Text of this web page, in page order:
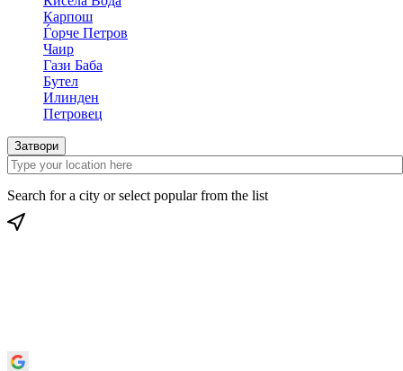
Карпош
Ѓорче Петров
Чаир
Гази Баба
Бутел
Илинден
Петровец
Затвори
Search for a city or select popular from the list